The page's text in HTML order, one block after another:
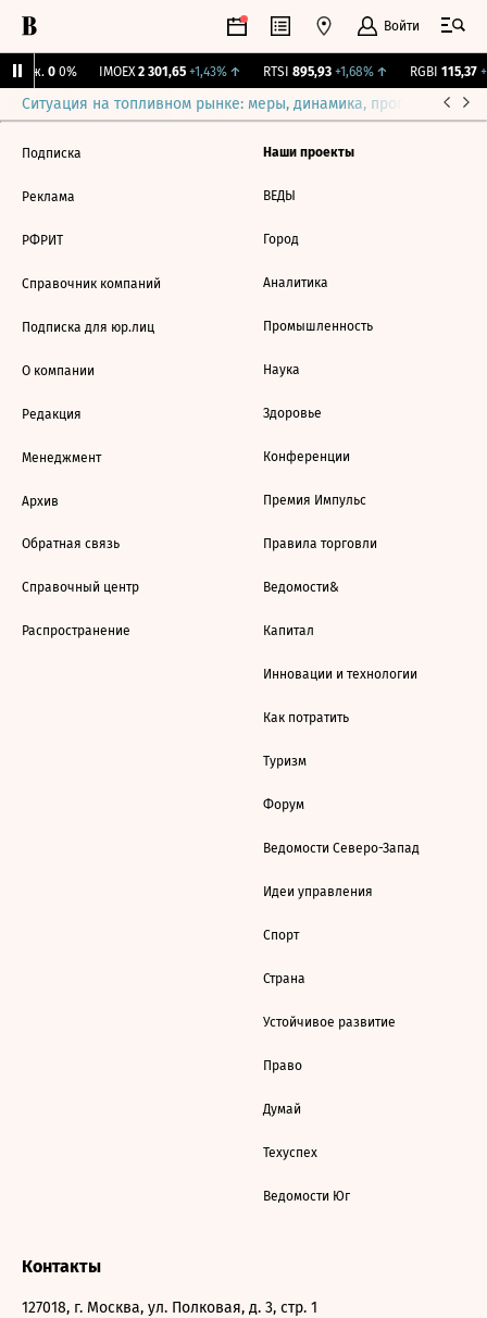
Войти
Бирж. 0 0% IMOEX 2 301,65 +1,43%↑ RTSI 895,93 +1,68%↑ RGBI 115,37
Ситуация на топливном рынке: меры, динамика, прогнозы
Подписка
Реклама
РФРИТ
Справочник компаний
Подписка для юр.лиц
О компании
Редакция
Менеджмент
Архив
Обратная связь
Справочный центр
Распространение
Наши проекты
ВЕДЫ
Город
Аналитика
Промышленность
Наука
Здоровье
Конференции
Премия Импульс
Правила торговли
Ведомости&
Капитал
Инновации и технологии
Как потратить
Туризм
Форум
Ведомости Северо-Запад
Идеи управления
Спорт
Страна
Устойчивое развитие
Право
Думай
Техуспех
Ведомости Юг
Контакты
127018, г. Москва, ул. Полковая, д. 3, стр. 1